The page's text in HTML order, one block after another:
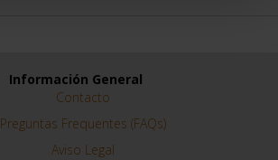
Información General
Contacto
Preguntas Frequentes (FAQs)
Aviso Legal